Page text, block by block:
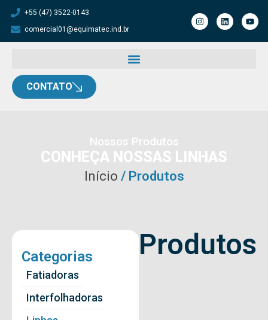
+55 (47) 3522-0143
comercial01@equimatec.ind.br
CONTATO
Nossos Produtos
CONHEÇA NOSSAS LINHAS
Início / Produtos
Categorias
Fatiadoras
Interfolhadoras
Produtos